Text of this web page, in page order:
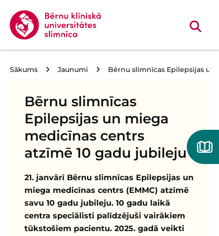
Sākums Jaunumi Bērnu slimnīcas Epilepsijas
Bērnu slimnīcas
Epilepsijas un miega
medicīnas centrs
atzīmē 10 gadu jubileju
21. janvārī Bērnu slimnīcas Epilepsijas un
miega medicīnas centrs (EMMC) atzīmē
savu 10 gadu jubileju. 10 gadu laikā
centra speciālisti palīdzējuši vairākiem
tūkstošiem pacientu. 2025. gadā veikti